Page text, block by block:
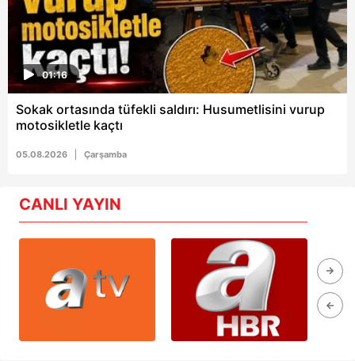
01:16
Sokak ortasında tüfekli saldırı: Husumetlisini vurup
motosikletle kaçtı
05.08.2026 Çarşamba
CANLI YAYIN